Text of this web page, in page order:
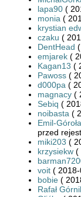
lapa90 (
monia (
krystian
czaku (
DentHead
emjarek (
Kagan13 (
Pawoss (
d000pa (
magnacy (
Sebiq (
noibasta (
Emil-
przed
miki203 (
krzysiekw (
voit (
bobie (
Rafał